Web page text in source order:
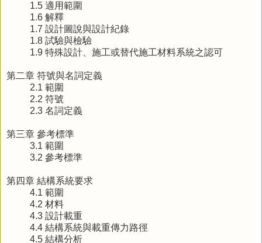
1.5 適用範圍
1.6 解釋
1.7 設計圖說與設計紀錄
1.8 試驗與檢驗
1.9 特殊設計、施工或替代施工材料系統之認可
第二章 符號與名詞定義
2.1 範圍
2.2 符號
2.3 名詞定義
第三章 參考標準
3.1 範圍
3.2 參考標準
第四章 結構系統要求
4.1 範圍
4.2 材料
4.3 設計載重
4.4 結構系統與載重傳力路徑
4.5 結構分析